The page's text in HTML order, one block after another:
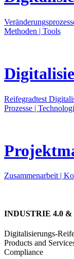
Methoden | Tools
Reifegradtest
Prozesse |
Zusammenarbeit |
INDUSTRIE 4.0
Digitalisierungs-
Products and
Compliance